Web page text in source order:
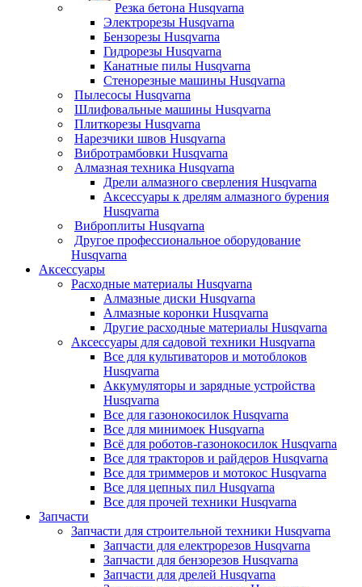
Резка бетона Husqvarna
Электрорезы Husqvarna
Бензорезы Husqvarna
Гидрорезы Husqvarna
Канатные пилы Husqvarna
Стенорезные машины Husqvarna
Пылесосы Husqvarna
Шлифовальные машины Husqvarna
Плиткорезы Husqvarna
Нарезчики швов Husqvarna
Вибротрамбовки Husqvarna
Алмазная техника Husqvarna
Дрели алмазного сверления Husqvarna
Аксессуары к дрелям алмазного бурения
Husqvarna
Виброплиты Husqvarna
Другое профессиональное оборудование
Husqvarna
Аксессуары
Расходные материалы Husqvarna
Алмазные диски Husqvarna
Алмазные коронки Husqvarna
Другие расходные материалы Husqvarna
Аксессуары для садовой техники Husqvarna
Все для культиваторов и мотоблоков
Husqvarna
Аккумуляторы и зарядные устройства
Husqvarna
Все для газонокосилок Husqvarna
Все для минимоек Husqvarna
Всё для роботов-газонокосилок Husqvarna
Все для тракторов и райдеров Husqvarna
Все для триммеров и мотокос Husqvarna
Все для цепных пил Husqvarna
Все для прочей техники Husqvarna
Запчасти
Запчасти для строительной техники Husqvarna
Запчасти для електрорезов Husqvarna
Запчасти для бензорезов Husqvarna
Запчасти для дрелей Husqvarna